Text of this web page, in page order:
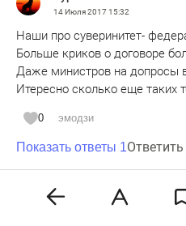
14 Июля 201715:32
Наши про суверинитет-
Больше криков о договоре
Даже министров на допросы
Итересно сколько еще таких
0 эмодзи
Показать ответы 1Ответить
Анонимно
14 Июля 2017 16:07